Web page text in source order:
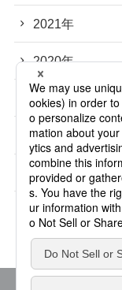
2021年
2020年
2019年
2018年
2017年